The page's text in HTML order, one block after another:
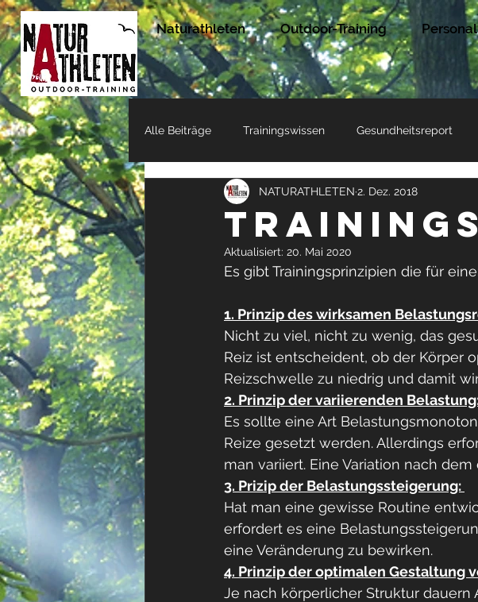
Naturathleten Outdoor-Training
Alle Beiträge Trainingswissen Gesundheitsreport
Erfahrungen unserer Naturathleten
NATURATHLETEN 2. Dez. 2018
Aktualisiert: 20. Mai 2020
Es gibt Trainingsprinzipien die für
1. Prinzip des wirksamen
Nicht zu viel, nicht zu wenig, das
Reiz ist entscheident, ob der Körper
Reizschwelle zu niedrig und damit
2. Prinzip der variierenden
Es sollte eine Art
Reize gesetzt werden. Allerdings
man variiert. Eine Variation nach
3. Prizip der Belastungssteigerung:
Hat man eine gewisse Routine
erfordert es eine
eine Veränderung zu bewirken.
4. Prinzip der optimalen Gestaltung
Je nach körperlicher Struktur